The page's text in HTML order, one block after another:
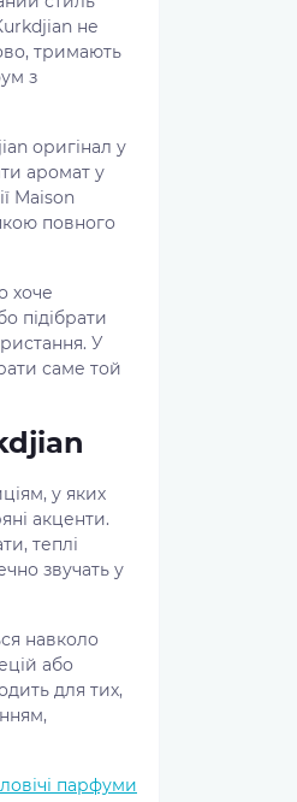
не
тримають
з
оригінал у
аромат у
Maison
повного
хоче
підібрати
У
саме той
у яких
акценти.
теплі
звучать у
навколо
або
для тих,
парфуми